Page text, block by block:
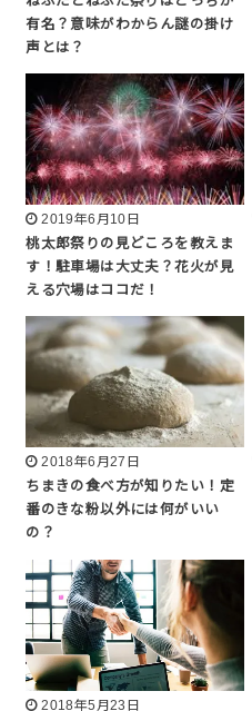
有名？意味がわからん謎の掛け
声とは？
2019年6月10日
桃太郎祭りの見どころを教えま
す！駐車場は大丈夫？花火が見
える穴場はココだ！
2018年6月27日
ちまきの食べ方が知りたい！定
番のきな粉以外には何がいい
の？
2018年5月23日